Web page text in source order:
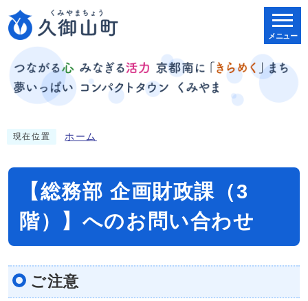
メニュー
現在位置 ホーム
【総務部 企画財政課（3
階）】へのお問い合わせ
ご注意